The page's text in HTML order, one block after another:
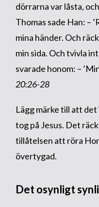
dörrarna var låsta,
Thomas sade Han: –
mina händer. Och
min sida. Och tvivla
svarade honom: –
20:26-28
Lägg märke till att
tog på Jesus. Det
tillåtelsen att röra
övertygad.
Det osynligt